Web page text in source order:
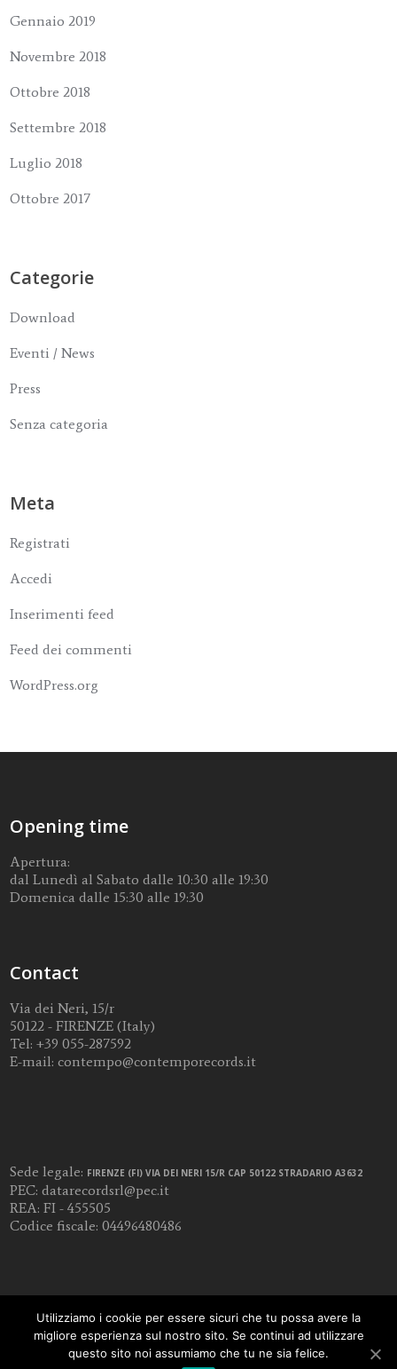
Gennaio 2019
Novembre 2018
Ottobre 2018
Settembre 2018
Luglio 2018
Ottobre 2017
Categorie
Download
Eventi / News
Press
Senza categoria
Meta
Registrati
Accedi
Inserimenti feed
Feed dei commenti
WordPress.org
Opening time
Apertura:
dal Lunedì al Sabato dalle 10:30 alle 19:30
Domenica dalle 15:30 alle 19:30
Contact
Via dei Neri, 15/r
50122 - FIRENZE (Italy)
Tel:+39 055-287592
E-mail:contempo@contemporecords.it
Sede legale: FIRENZE (FI) VIA DEI NERI 15/R CAP 50122 STRADARIO A3632
PEC:datarecordsrl@pec.it
REA: FI - 455505
Codice fiscale: 04496480486
Utilizziamo i cookie per essere sicuri che tu possa avere la
migliore esperienza sul nostro sito. Se continui ad utilizzare
questo sito noi assumiamo che tu ne sia felice.